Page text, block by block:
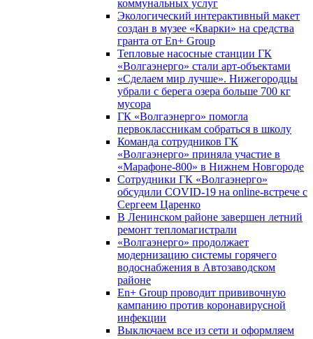
коммунальных услуг
Экологический интерактивный макет
создан в музее «Кварки» на средства
гранта от En+ Group
Тепловые насосные станции ГК
«Волгаэнерго» стали арт-объектами
«Сделаем мир лучше». Нижегородцы
убрали с берега озера больше 700 кг
мусора
ГК «Волгаэнерго» помогла
первоклассникам собраться в школу
Команда сотрудников ГК
«Волгаэнерго» приняла участие в
«Марафоне-800» в Нижнем Новгороде
Сотрудники ГК «Волгаэнерго»
обсудили COVID-19 на online-встрече с
Сергеем Царенко
В Ленинском районе завершен летний
ремонт тепломагистрали
«Волгаэнерго» продолжает
модернизацию системы горячего
водоснабжения в Автозаводском
районе
En+ Group проводит прививочную
кампанию против коронавирусной
инфекции
Выключаем все из сети и оформляем